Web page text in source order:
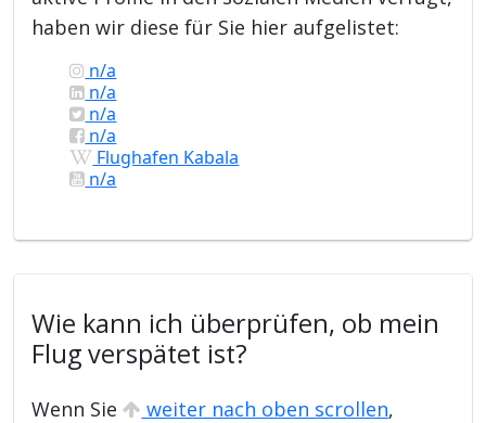
haben wir diese für Sie hier aufgelistet:
n/a
n/a
n/a
n/a
Flughafen Kabala
n/a
Wie kann ich überprüfen, ob mein
Flug verspätet ist?
Wenn Sie weiter nach oben scrollen,